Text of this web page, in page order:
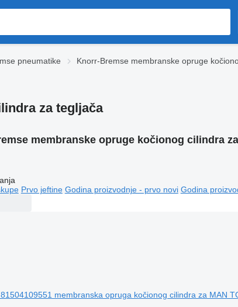
pneumatikе
Knorr-Bremse membranske opruge
za tegljača
membranske opruge kočionog cilindra
Prvo jeftine Godina proizvodnje - prvo novi Godina